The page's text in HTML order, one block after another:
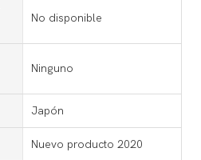
No disponible
Ninguno
Japón
Nuevo producto 2020